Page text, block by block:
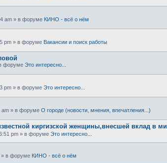
am » в форуме КИНО - всё о нём
pm » в форуме Вакансии и поиск работы
форуме Это интересно...
pm » в форуме Это интересно...
am » в форуме О городе (новости, мнения, впечатления...)
киргизской женщины,внесшей вклад в
pm » в форуме Это интересно...
» в форуме КИНО - всё о нём